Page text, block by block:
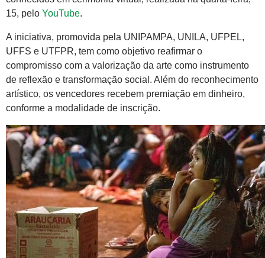
15, pelo YouTube.
A iniciativa, promovida pela UNIPAMPA, UNILA, UFPEL,
UFFS e UTFPR, tem como objetivo reafirmar o
compromisso com a valorização da arte como instrumento
de reflexão e transformação social. Além do reconhecimento
artístico, os vencedores recebem premiação em dinheiro,
conforme a modalidade de inscrição.